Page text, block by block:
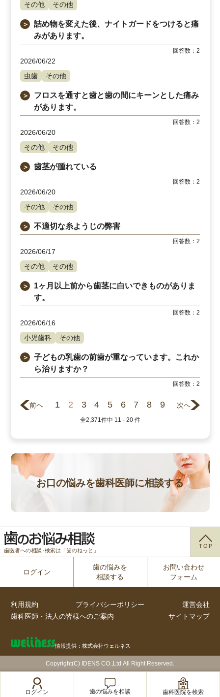
その他
その他
＞
詰め物を変えた後、ナイトガードをつけると痛
みがあります。
回答数：2
2026/06/22
虫歯
その他
＞
フロスを通すと歯と歯の間にキーンとした痛み
があります。
回答数：2
2026/06/20
その他
その他
＞ 歯茎が腫れている
回答数：2
2026/06/20
その他
その他
＞ 不適切な糸ようじの弊害
回答数：2
2026/06/17
その他
その他
＞
1ヶ月以上前から歯茎に白いできものがありま
す。
回答数：2
2026/06/16
小児歯科
その他
＞
子どもの乳歯の前歯が重なっています。これか
ら治りますか？
回答数：2
前へ 1 2 3 4 5 6 7 8 9 次へ
全2,371件中 11 - 20 件
お口の悩みを歯科医師に相談する
歯医者への相談･検索は「歯のねっと」
TOP
ログイン
歯の悩みを
相談する
お問い合わせ
フォーム
利用規約 プライバシーポリシー
運営会社
歯科医師・法人の皆様へのご案内
サイトマップ
情報提供：株式会社ウェルネス
Copyright(C) IDENS CO.,Ltd.All Right Reserved.
ログイン 歯の悩みを相談 歯科医院を検索